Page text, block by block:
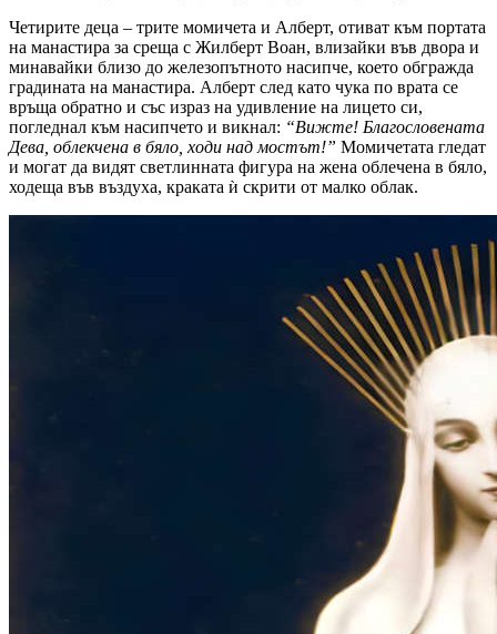
Четирите деца – трите момичета и Алберт, отиват към портата
на манастира за среща с Жилберт Воан, влизайки във двора и
минавайки близо до железопътното насипче, което обгражда
градината на манастира. Алберт след като чука по врата се
връща обратно и със израз на удивление на лицето си,
погледнал към насипчето и викнал: “Вижте! Благословената
Дева, облекчена в бяло, ходи над мостът!” Момичетата гледат
и могат да видят светлинната фигура на жена облечена в бяло,
ходеща във въздуха, краката ѝ скрити от малко облак.